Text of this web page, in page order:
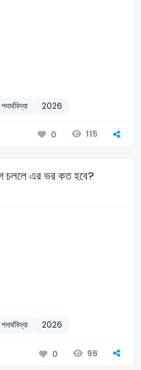
পদার্থবিদ্যা 2026
0 115
চললে এর ভর কত হবে?
পদার্থবিদ্যা 2026
0 96